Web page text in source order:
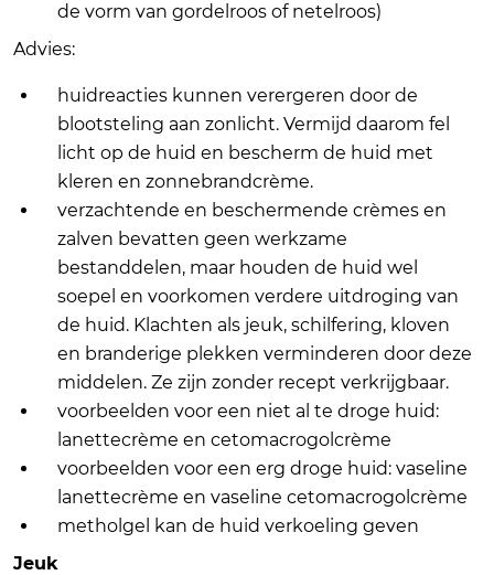
de vorm van gordelroos of netelroos)
Advies:
huidreacties kunnen verergeren door de
blootsteling aan zonlicht. Vermijd daarom fel
licht op de huid en bescherm de huid met
kleren en zonnebrandcrème.
verzachtende en beschermende crèmes en
zalven bevatten geen werkzame
bestanddelen, maar houden de huid wel
soepel en voorkomen verdere uitdroging van
de huid. Klachten als jeuk, schilfering, kloven
en branderige plekken verminderen door deze
middelen. Ze zijn zonder recept verkrijgbaar.
voorbeelden voor een niet al te droge huid:
lanettecrème en cetomacrogolcrème
voorbeelden voor een erg droge huid: vaseline
lanettecrème en vaseline cetomacrogolcrème
metholgel kan de huid verkoeling geven
Jeuk